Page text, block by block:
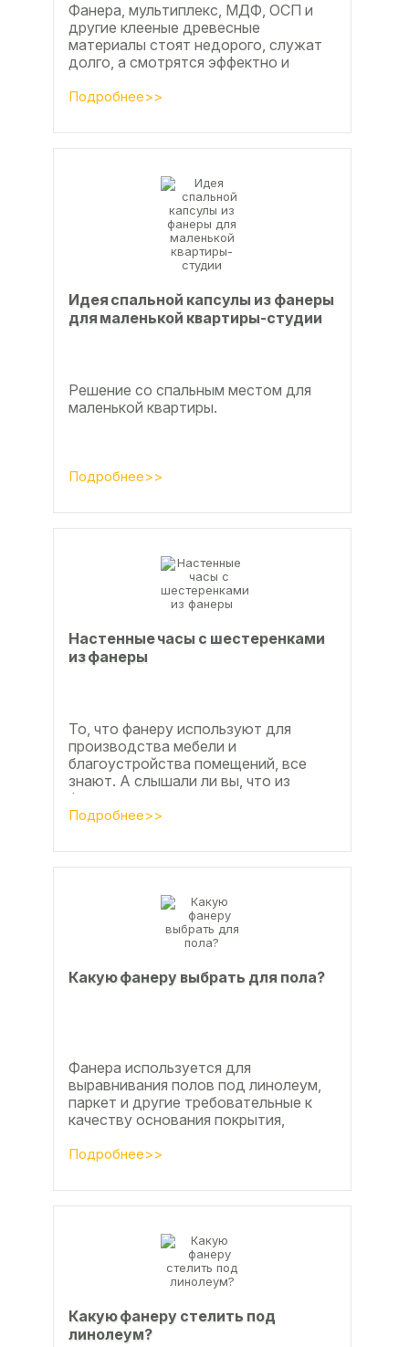
Фанера, мультиплекс, МДФ, ОСП и
другие клееные древесные
материалы стоят недорого, служат
долго, а смотрятся эффектно и
Подробнее>>
Идея спальной капсулы из фанеры
для маленькой квартиры-студии
Решение со спальным местом для
маленькой квартиры.
Подробнее>>
Настенные часы с шестеренками
из фанеры
То, что фанеру используют для
производства мебели и
благоустройства помещений, все
знают. А слышали ли вы, что из
фанеры делают красивые ажурные
часы? Удивительно, но факт.
Подробнее>>
Какую фанеру выбрать для пола?
Фанера используется для
выравнивания полов под линолеум,
паркет и другие требовательные к
качеству основания покрытия,
по деревянным лагам или...
Подробнее>>
Какую фанеру стелить под
линолеум?